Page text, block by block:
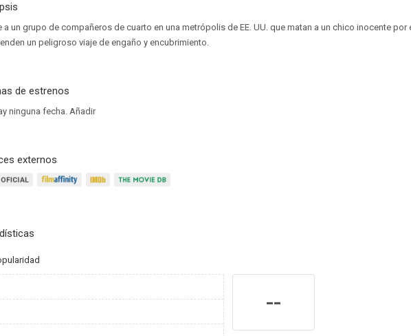
a un grupo de compañeros de cuarto en una metrópolis de EE. UU. que matan a un chico inocente por
un peligroso viaje de engaño y encubrimiento.
de estrenos
ninguna fecha.Añadir
externos
--